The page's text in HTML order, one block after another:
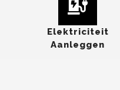
Elektriciteit
Aanleggen